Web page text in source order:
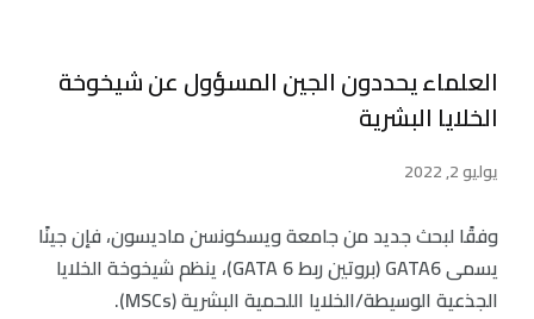
العلماء يحددون الجين المسؤول عن شيخوخة
الخلايا البشرية
يوليو 2, 2022
وفقًا لبحث جديد من جامعة ويسكونسن ماديسون، فإن جينًا
يسمى GATA6 (بروتين ربط GATA 6)، ينظم شيخوخة الخلايا
الجذعية الوسيطة/الخلايا اللحمية البشرية (MSCs).